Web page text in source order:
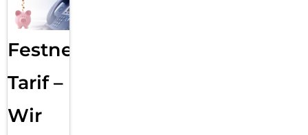
sämtliche Datendienste und Komfortfunktionen bereit, die
bequem über die benutzerfreundliche Oberfläche gesteuert
werden können. Alle Sprach-, Audio- und Steuerdaten werden
dabei sicher per DECT-Funk verschlüsselt übertragen. Mit
aktiviertem DECT Eco Mode schalten FRITZ!Box und
Handgeräte den DECT-Funk im Standby-Betrieb vollständig
ab – für maximale Effizienz und Sicherheit.
Komfortable Bedienung von FRITZ!Box-Funktionen
Empfang von E-Mails, RSS- Feeds, Webradio und Podcasts
Festnetz
Tarif –
Wir